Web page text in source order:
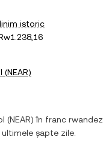
istoric
(NEAR)
(NEAR) în franc rwandez
șapte zile.